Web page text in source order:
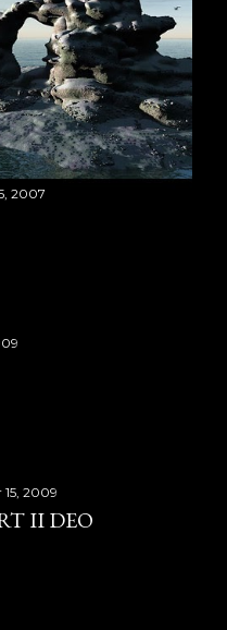
2007
15, 2009
II DEO